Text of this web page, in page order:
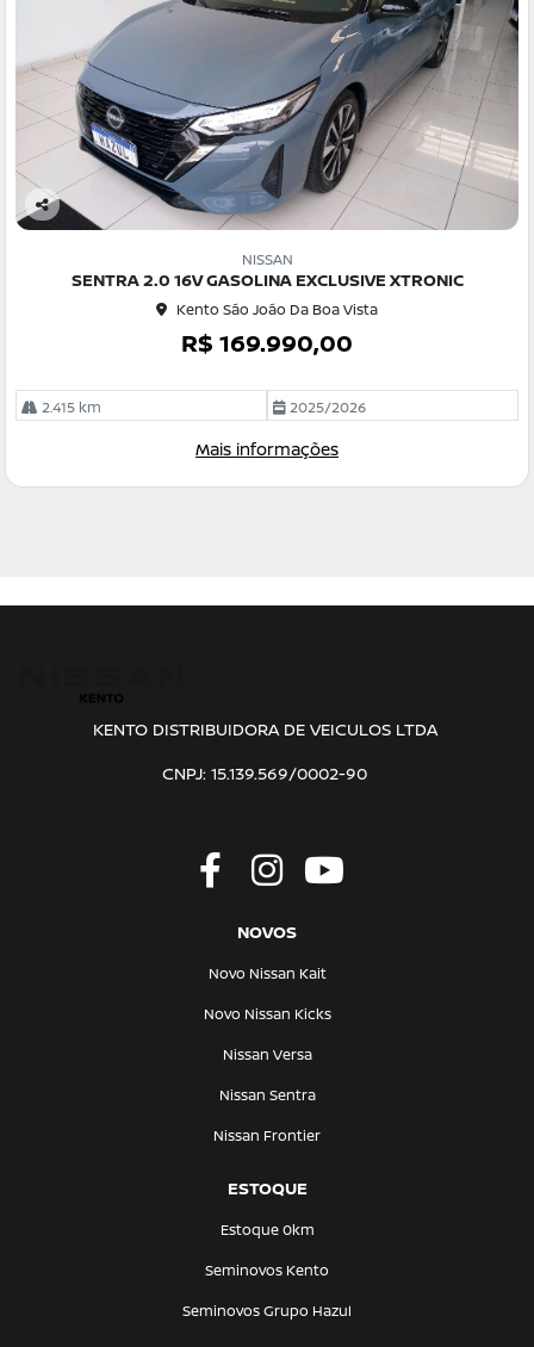
Co
NISSAN
SENTRA 2.0 16V GASOLINA EXCLUSIVE XTRONIC
Kento São João Da Boa Vista
R$ 169.990,00
2.415 km 2025/2026
Mais informações
KENTO DISTRIBUIDORA DE VEICULOS LTDA
CNPJ: 15.139.569/0002-90
NOVOS
Novo Nissan Kait
Novo Nissan Kicks
Nissan Versa
Nissan Sentra
Nissan Frontier
ESTOQUE
Estoque 0km
Seminovos Kento
Seminovos Grupo Hazul